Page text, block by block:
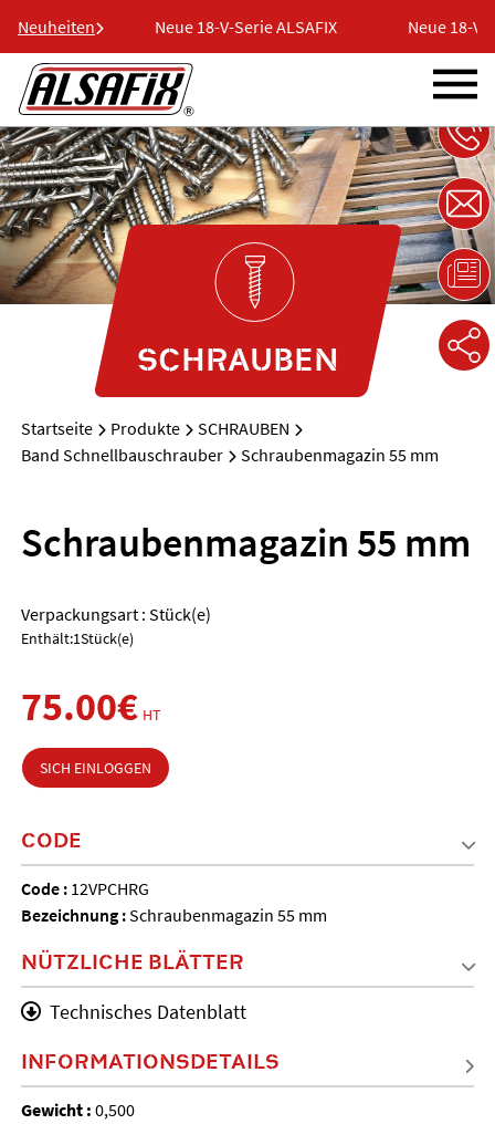
Neuheiten
ALSAFIX Neue 18-V-Serie ALSAFIX Neue 18-V-
SCHRAUBEN
Startseite Produkte
SCHRAUBEN
Band Schnellbauschrauber
Schraubenmagazin 55 mm
Schraubenmagazin 55 mm
Verpackungsart : Stück(e)
Enthält:1Stück(e)
75.00€ HT
SICH EINLOGGEN
CODE
Code : 12VPCHRG
Bezeichnung :Schraubenmagazin 55 mm
NÜTZLICHE BLÄTTER
Technisches Datenblatt
INFORMATIONSDETAILS
Gewicht : 0,500